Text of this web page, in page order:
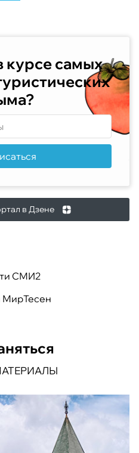
курсе самых
в Дзене
СМИ2
МирТесен